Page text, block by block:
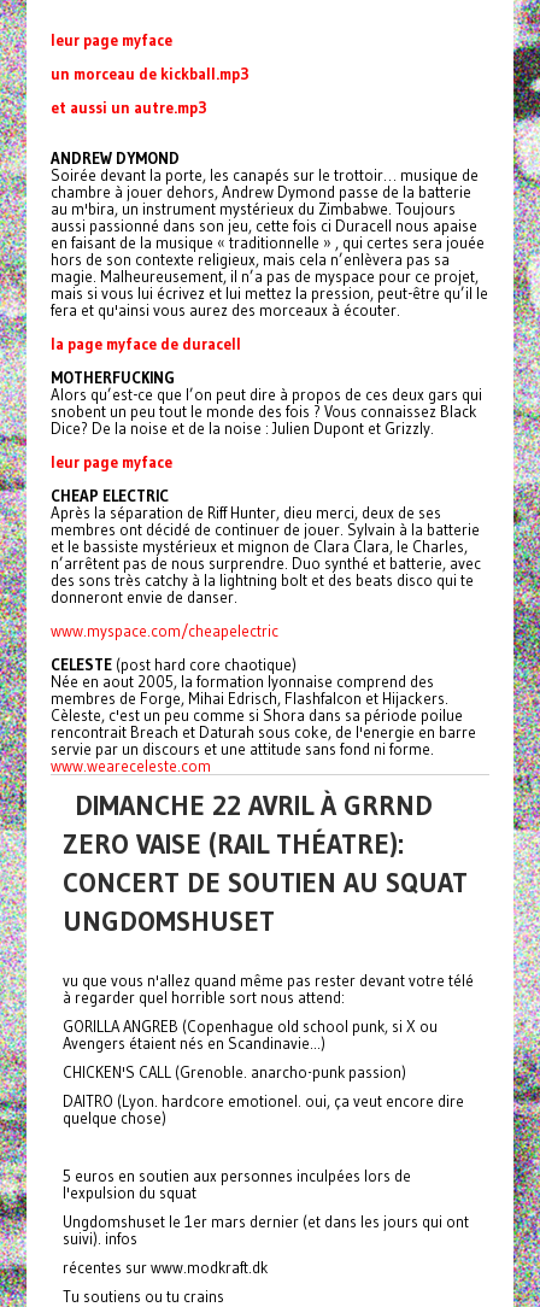
leur page myface
un morceau de kickball.mp3
et aussi un autre.mp3
ANDREW DYMOND
Soirée devant la porte, les canapés sur le trottoir… musique de
chambre à jouer dehors, Andrew Dymond passe de la batterie
au m'bira, un instrument mystérieux du Zimbabwe. Toujours
aussi passionné dans son jeu, cette fois ci Duracell nous apaise
en faisant de la musique « traditionnelle » , qui certes sera jouée
hors de son contexte religieux, mais cela n’enlèvera pas sa
magie. Malheureusement, il n’a pas de myspace pour ce projet,
mais si vous lui écrivez et lui mettez la pression, peut-être qu’il le
fera et qu'ainsi vous aurez des morceaux à écouter.
la page myface de duracell
MOTHERFUCKING
Alors qu’est-ce que l’on peut dire à propos de ces deux gars qui
snobent un peu tout le monde des fois ? Vous connaissez Black
Dice? De la noise et de la noise : Julien Dupont et Grizzly.
leur page myface
CHEAP ELECTRIC
Après la séparation de Riff Hunter, dieu merci, deux de ses
membres ont décidé de continuer de jouer. Sylvain à la batterie
et le bassiste mystérieux et mignon de Clara Clara, le Charles,
n’arrêtent pas de nous surprendre. Duo synthé et batterie, avec
des sons très catchy à la lightning bolt et des beats disco qui te
donneront envie de danser.
www.myspace.com/cheapelectric
CELESTE (post hard core chaotique)
Née en aout 2005, la formation lyonnaise comprend des
membres de Forge, Mihai Edrisch, Flashfalcon et Hijackers.
Cèleste, c'est un peu comme si Shora dans sa période poilue
rencontrait Breach et Daturah sous coke, de l'energie en barre
servie par un discours et une attitude sans fond ni forme.
www.weareceleste.com
DIMANCHE 22 AVRIL À GRRND
ZERO VAISE (RAIL THÉATRE):
CONCERT DE SOUTIEN AU SQUAT
UNGDOMSHUSET
vu que vous n'allez quand même pas rester devant votre télé
à regarder quel horrible sort nous attend:
GORILLA ANGREB (Copenhague old school punk, si X ou
Avengers étaient nés en Scandinavie...)
CHICKEN'S CALL (Grenoble. anarcho-punk passion)
DAITRO (Lyon. hardcore emotionel. oui, ça veut encore dire
quelque chose)
5 euros en soutien aux personnes inculpées lors de
l'expulsion du squat
Ungdomshuset le 1er mars dernier (et dans les jours qui ont
suivi). infos
récentes sur www.modkraft.dk
Tu soutiens ou tu crains